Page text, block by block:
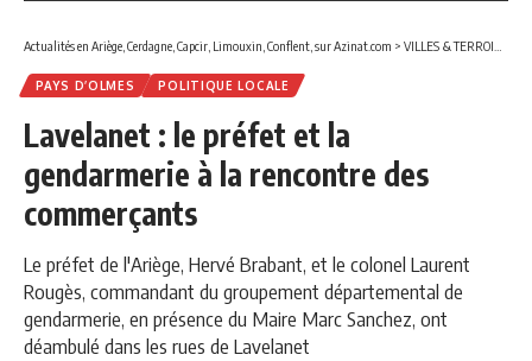
Actualités en Ariège, Cerdagne, Capcir, Limouxin, Conflent, sur Azinat.com > VILLES & TERROIRS DES PYRÉNÉES EST
PAYS D’OLMES POLITIQUE LOCALE
Lavelanet : le préfet et la
gendarmerie à la rencontre des
commerçants
Le préfet de l'Ariège, Hervé Brabant, et le colonel Laurent
Rougès, commandant du groupement départemental de
gendarmerie, en présence du Maire Marc Sanchez, ont
déambulé dans les rues de Lavelanet